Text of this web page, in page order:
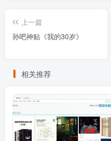
上一篇
孙吧神贴《我的30岁》
相关推荐